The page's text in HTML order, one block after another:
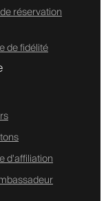
réservation
de fidélité
d'affiliation